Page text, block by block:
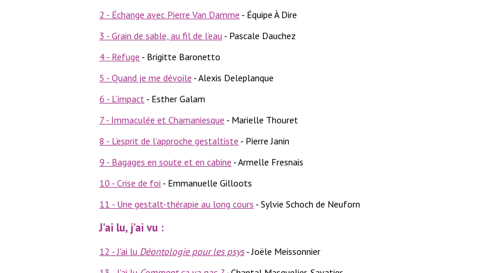
2 - Échange avec Pierre Van Damme - Équipe À Dire
3 - Grain de sable, au fil de l’eau - Pascale Dauchez
4 - Refuge - Brigitte Baronetto
5 - Quand je me dévoile - Alexis Deleplanque
6 - L’impact - Esther Galam
7 - Immaculée et Chamaniesque - Marielle Thouret
8 - L’esprit de l’approche gestaltiste - Pierre Janin
9 - Bagages en soute et en cabine - Armelle Fresnais
10 - Crise de foi - Emmanuelle Gilloots
11 - Une gestalt-thérapie au long cours - Sylvie Schoch de Neuforn
J’ai lu, j’ai vu :
12 - J'ai lu Déontologie pour les psys- Joële Meissonnier